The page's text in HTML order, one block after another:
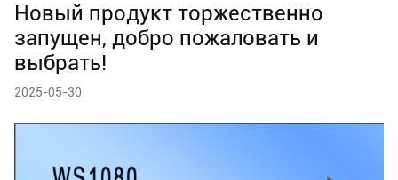
Новый продукт торжественно
запущен, добро пожаловать и
выбрать!
2025-05-30